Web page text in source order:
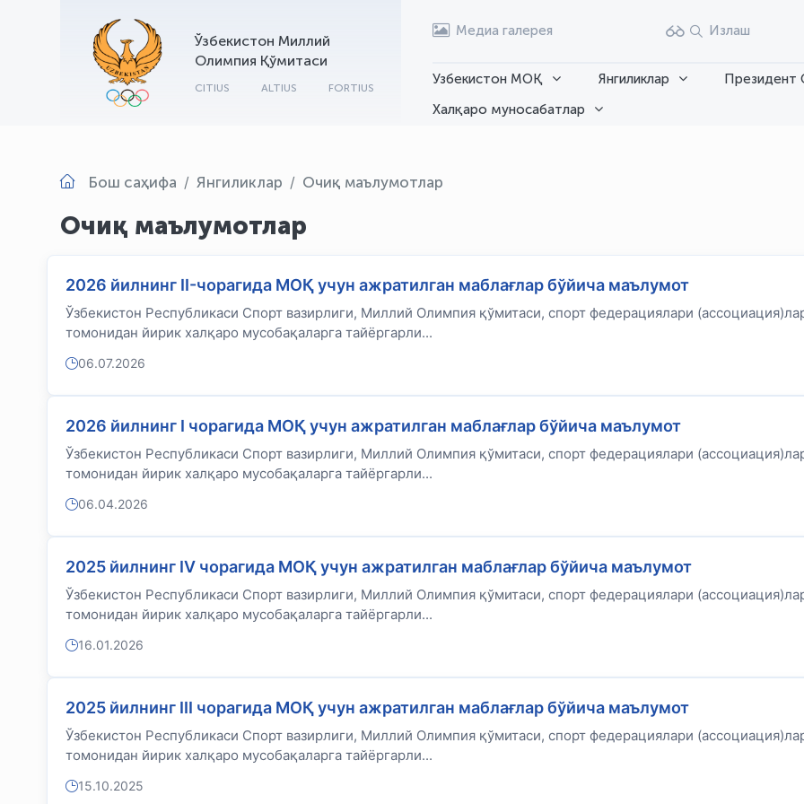
Ўзбекистон Миллий
Олимпия Қўмитаси
CITIUS ALTIUS FORTIUS
Медиа галерея Излаш
Узбекистон МОҚ Янгиликлар Президент
Халқаро муносабатлар
Бош саҳифа Янгиликлар Очиқ маълумотлар
Очиқ маълумотлар
2026 йилнинг II-чорагида МОҚ учун ажратилган маблағлар бўйича маълумот
Ўзбекистон Республикаси Спорт вазирлиги, Миллий Олимпия қўмитаси, спорт федерациялари
томонидан йирик халқаро мусобақаларга тайёргарли...
06.07.2026
2026 йилнинг I чорагида МОҚ учун ажратилган маблағлар бўйича маълумот
Ўзбекистон Республикаси Спорт вазирлиги, Миллий Олимпия қўмитаси, спорт федерациялари
томонидан йирик халқаро мусобақаларга тайёргарли...
06.04.2026
2025 йилнинг IV чорагида МОҚ учун ажратилган маблағлар бўйича маълумот
Ўзбекистон Республикаси Спорт вазирлиги, Миллий Олимпия қўмитаси, спорт федерациялари
томонидан йирик халқаро мусобақаларга тайёргарли...
16.01.2026
2025 йилнинг III чорагида МОҚ учун ажратилган маблағлар бўйича маълумот
Ўзбекистон Республикаси Спорт вазирлиги, Миллий Олимпия қўмитаси, спорт федерациялари
томонидан йирик халқаро мусобақаларга тайёргарли...
15.10.2025